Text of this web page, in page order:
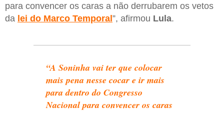
para convencer os caras a não derrubarem os vetos
da lei do Marco Temporal”, afirmou Lula.
“A Soninha vai ter que colocar
mais pena nesse cocar e ir mais
para dentro do Congresso
Nacional para convencer os caras